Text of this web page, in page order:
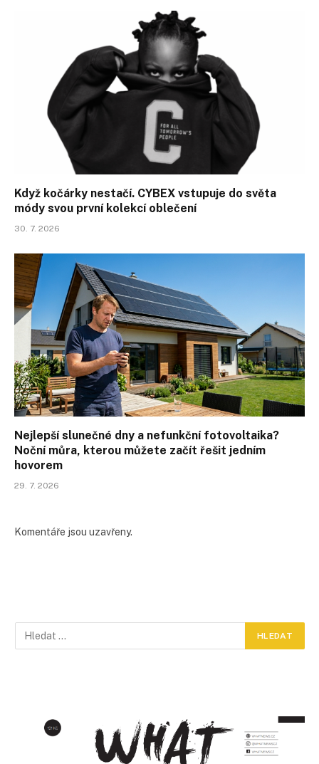
Když kočárky nestačí. CYBEX vstupuje do světa
módy svou první kolekcí oblečení
30. 7. 2026
Nejlepší slunečné dny a nefunkční fotovoltaika?
Noční můra, kterou můžete začít řešit jedním
hovorem
29. 7. 2026
Komentáře jsou uzavřeny.